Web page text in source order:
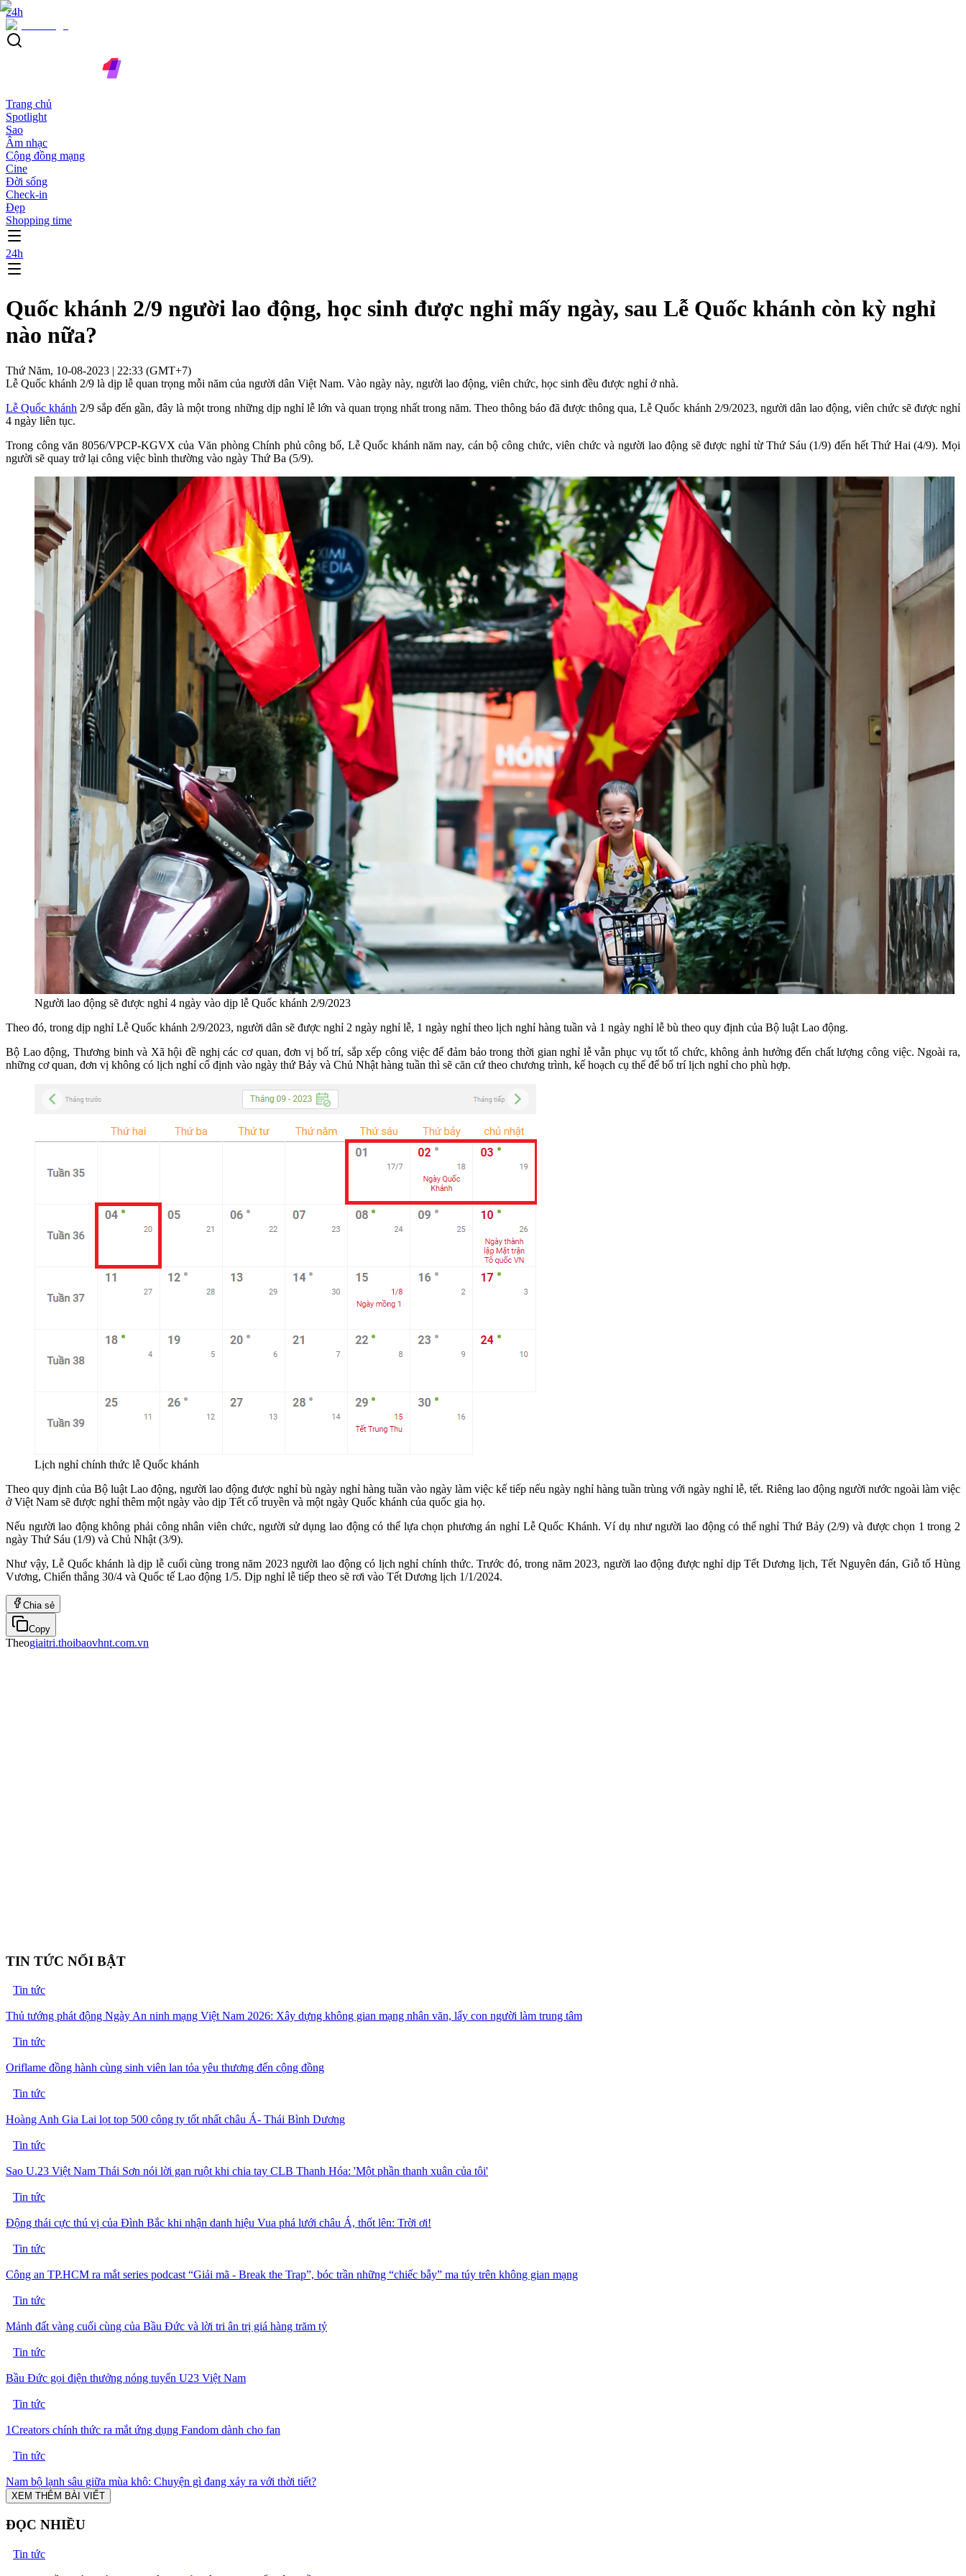
24h
Trang chủ
Spotlight
Sao
Âm nhạc
Cộng đồng mạng
Cine
Đời sống
Check-in
Đẹp
Shopping time
24h
Quốc khánh 2/9 người lao động, học sinh được nghỉ mấy ngày, sau Lễ Quốc khánh còn kỳ nghỉ
nào nữa?
Thứ Năm, 10-08-2023 | 22:33 (GMT+7)
Lễ Quốc khánh 2/9 là dịp lễ quan trọng mỗi năm của người dân Việt Nam. Vào ngày này, người lao động, viên chức, học sinh đều được nghỉ ở nhà.
Lễ Quốc khánh 2/9 sắp đến gần, đây là một trong những dịp nghỉ lễ lớn và quan trọng nhất trong năm. Theo thông báo đã được thông qua, Lễ Quốc khánh 2/9/2023, người dân lao động, viên chức sẽ được nghỉ
4 ngày liên tục.
Trong công văn 8056/VPCP-KGVX của Văn phòng Chính phủ công bố, Lễ Quốc khánh năm nay, cán bộ công chức, viên chức và người lao động sẽ được nghỉ từ Thứ Sáu (1/9) đến hết Thứ Hai (4/9). Mọi
người sẽ quay trở lại công việc bình thường vào ngày Thứ Ba (5/9).
Người lao động sẽ được nghỉ 4 ngày vào dịp lễ Quốc khánh 2/9/2023
Theo đó, trong dịp nghỉ Lễ Quốc khánh 2/9/2023, người dân sẽ được nghỉ 2 ngày nghỉ lễ, 1 ngày nghỉ theo lịch nghỉ hàng tuần và 1 ngày nghỉ lễ bù theo quy định của Bộ luật Lao động.
Bộ Lao động, Thương binh và Xã hội đề nghị các cơ quan, đơn vị bố trí, sắp xếp công việc để đảm bảo trong thời gian nghỉ lễ vẫn phục vụ tốt tổ chức, không ảnh hưởng đến chất lượng công việc. Ngoài ra,
những cơ quan, đơn vị không có lịch nghỉ cố định vào ngày thứ Bảy và Chủ Nhật hàng tuần thì sẽ căn cứ theo chương trình, kế hoạch cụ thể để bố trí lịch nghỉ cho phù hợp.
Lịch nghỉ chính thức lễ Quốc khánh
Theo quy định của Bộ luật Lao động, người lao động được nghỉ bù ngày nghỉ hàng tuần vào ngày làm việc kế tiếp nếu ngày nghỉ hàng tuần trùng với ngày nghỉ lễ, tết. Riêng lao động người nước ngoài làm việc
ở Việt Nam sẽ được nghỉ thêm một ngày vào dịp Tết cổ truyền và một ngày Quốc khánh của quốc gia họ.
Nếu người lao động không phải công nhân viên chức, người sử dụng lao động có thể lựa chọn phương án nghỉ Lễ Quốc Khánh. Ví dụ như người lao động có thể nghỉ Thứ Bảy (2/9) và được chọn 1 trong 2
ngày Thứ Sáu (1/9) và Chủ Nhật (3/9).
Như vậy, Lễ Quốc khánh là dịp lễ cuối cùng trong năm 2023 người lao động có lịch nghỉ chính thức. Trước đó, trong năm 2023, người lao động được nghỉ dịp Tết Dương lịch, Tết Nguyên đán, Giỗ tổ Hùng
Vương, Chiến thắng 30/4 và Quốc tế Lao động 1/5. Dịp nghỉ lễ tiếp theo sẽ rơi vào Tết Dương lịch 1/1/2024.
Chia sẻ
Copy
Theogiaitri.thoibaovhnt.com.vn
TIN TỨC NỔI BẬT
Tin tức
Thủ tướng phát động Ngày An ninh mạng Việt Nam 2026: Xây dựng không gian mạng nhân văn, lấy con người làm trung tâm
Tin tức
Oriflame đồng hành cùng sinh viên lan tỏa yêu thương đến cộng đồng
Tin tức
Hoàng Anh Gia Lai lọt top 500 công ty tốt nhất châu Á- Thái Bình Dương
Tin tức
Sao U.23 Việt Nam Thái Sơn nói lời gan ruột khi chia tay CLB Thanh Hóa: 'Một phần thanh xuân của tôi'
Tin tức
Động thái cực thú vị của Đình Bắc khi nhận danh hiệu Vua phá lưới châu Á, thốt lên: Trời ơi!
Tin tức
Công an TP.HCM ra mắt series podcast “Giải mã - Break the Trap”, bóc trần những “chiếc bẫy” ma túy trên không gian mạng
Tin tức
Mảnh đất vàng cuối cùng của Bầu Đức và lời tri ân trị giá hàng trăm tỷ
Tin tức
Bầu Đức gọi điện thưởng nóng tuyển U23 Việt Nam
Tin tức
1Creators chính thức ra mắt ứng dụng Fandom dành cho fan
Tin tức
Nam bộ lạnh sâu giữa mùa khô: Chuyện gì đang xảy ra với thời tiết?
XEM THÊM BÀI VIẾT
ĐỌC NHIỀU
Tin tức